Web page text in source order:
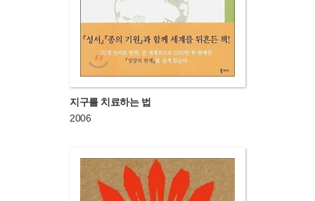
지구를 치료하는 법
2006